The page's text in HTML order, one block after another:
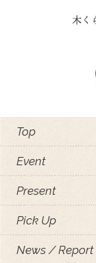
木く
Top
Event
Present
Pick Up
News / Report